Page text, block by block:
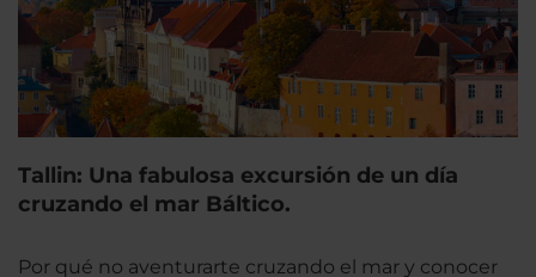
Tallin: Una fabulosa excursión de un día
cruzando el mar Báltico.
Por qué no aventurarte cruzando el mar y conocer